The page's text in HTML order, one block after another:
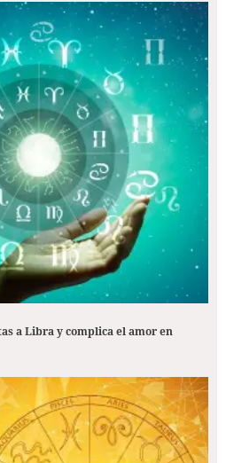
a Libra y complica el amor en